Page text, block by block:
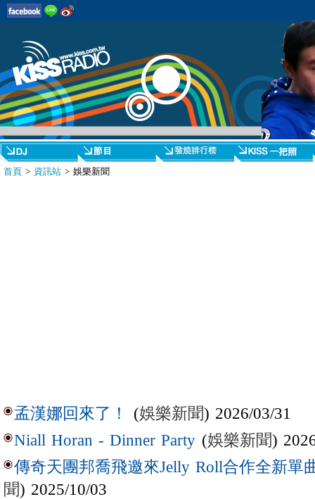
首頁 > 資訊站 > 娛樂新聞
孟漢娜回來了！ (娛樂新聞) 2026/03/31
Niall Horan - Dinner Party (娛樂新聞)
傳奇天團邦喬飛邀來Jelly Roll合作全新單
聞) 2025/10/03